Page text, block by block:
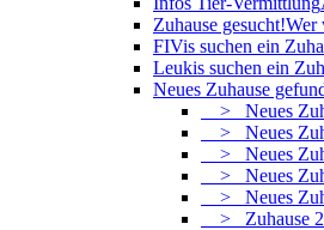
Zuhause gesucht!Wer
FIVis suchen ein
Leukis suchen ein
Neues Zuhause
> Neues
> Neues
> Neues
> Neues
> Neues
> Zuhause